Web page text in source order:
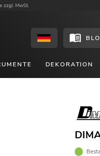
zzgl. MwSt.
DEKORATION